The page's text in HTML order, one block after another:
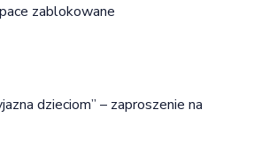
zablokowane
dzieciom” – zaproszenie na